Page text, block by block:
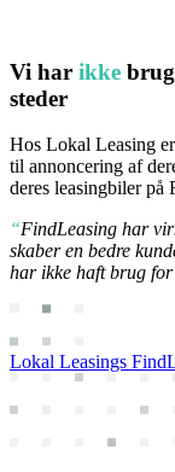
Vi har ikke
steder
Hos Lokal Leasing
til annoncering af
deres leasingbiler på
“FindLeasing har
skaber en bedre
har ikke haft brug for
Lokal Leasings